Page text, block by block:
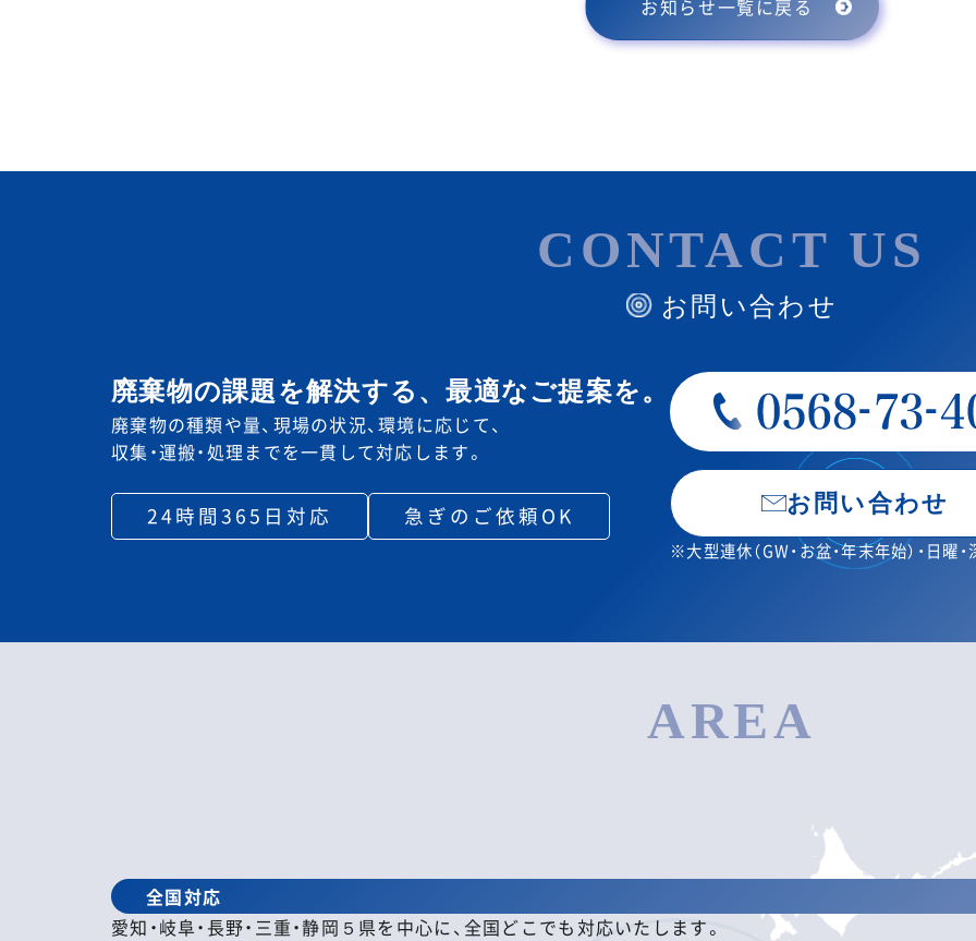
お知らせ一覧に戻る
CONTACT US
お問い合わせ
廃棄物の課題を解決する、最適なご提案を。
廃棄物の種類や量、現場の状況、環境に応じて、
収集・運搬・処理までを一貫して対応します。
24時間365日対応 急ぎのご依頼OK お問い合わせ
※大型連休（GW・お盆・年末年始）・日曜
AREA
全国対応
愛知・岐阜・長野・三重・静岡５県を中心に、全国どこでも対応いたします。